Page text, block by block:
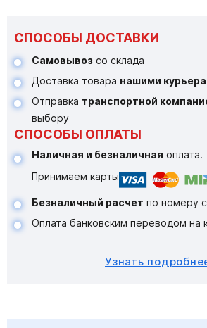
СПОСОБЫ ДОСТАВКИ
Самовывоз со склада
Доставка товара нашими
Отправка транспортной
выбору
СПОСОБЫ ОПЛАТЫ
Наличная и безналичная оплата.
Принимаем карты
Безналичный расчет по номеру
Оплата банковским переводом на
Узнать